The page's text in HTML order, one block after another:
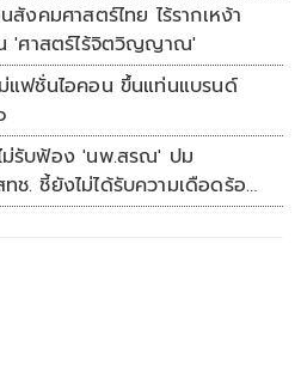
สังคมศาสตร์ไทย ไร้รากเหง้า
น 'ศาสตร์ไร้จิตวิญญาณ'
แฟชั่นไอคอน ขึ้นแท่นแบรนด์
ม่รับฟ้อง 'นพ.สรณ' ปม
. ชี้ยังไม่ได้รับความเดือดร้อน